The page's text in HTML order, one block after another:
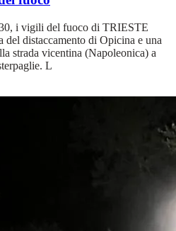
i vigili del fuoco di TRIESTE
del distaccamento di Opicina e una
strada vicentina (Napoleonica) a
L